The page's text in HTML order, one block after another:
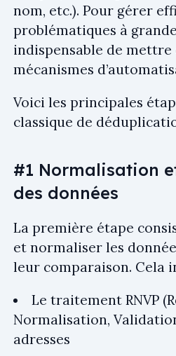
nom, etc.). Pour gérer
problématiques à
indispensable de mettre
mécanismes
Voici les principales
classique de
#1 Normalisation
des données
La première étape
et normaliser les
leur comparaison. Cela
Le traitement RNVP
Normalisation,
adresses